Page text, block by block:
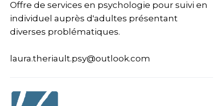
Offre de services en psychologie pour suivi en
individuel auprès d'adultes présentant
diverses problématiques.
laura.theriault.psy@outlook.com